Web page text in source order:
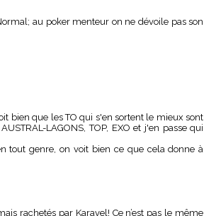
au poker menteur on ne dévoile pas son
bien que les TO qui s'en sortent le mieux sont
LAGONS, TOP, EXO et j'en passe qui
tout genre, on voit bien ce que cela donne à
rachetés par Karavel! Ce n’est pas le même